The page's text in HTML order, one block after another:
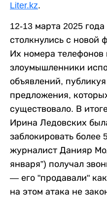
Liter.kz.
12-13 марта 2025
столкнулись с новой
Их номера телефонов
злоумышленники
объявлений,
предложения,
существовало. В
Ирина Ледовских
заблокировать более
журналист Данияр
января”) получал
— его "продавали"
на этом атака не